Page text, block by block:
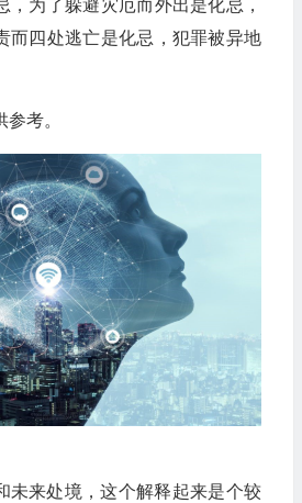
，为了躲避灾厄而外出是化忌，
而四处逃亡是化忌，犯罪被异地
考。‍
未来处境，这个解释起来是个较